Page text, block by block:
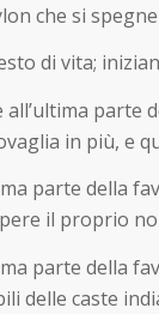
che si
di vita;
all’ultima
in più, e
parte della
il proprio
parte della
delle caste